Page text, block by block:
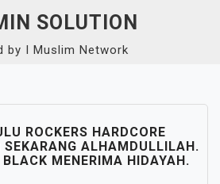
SOLUTION
by I Muslim Network
ROCKERS HARDCORE
ALHAMDULLILAH.
MENERIMA HIDAYAH.